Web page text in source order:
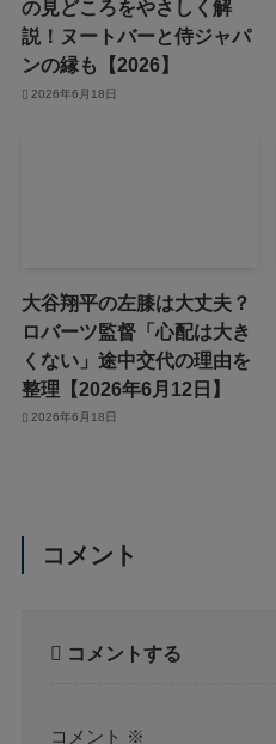
の見どころをやさしく解
説！ヌートバーと侍ジャパ
ンの縁も【2026】
2026年6月18日
大谷翔平の左膝は大丈夫？
ロバーツ監督「心配は大き
くない」途中交代の理由を
整理【2026年6月12日】
2026年6月18日
コメント
コメントする
コメント ※